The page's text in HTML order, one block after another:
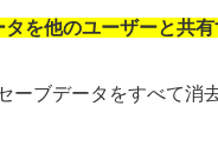
タを他のユーザーと共
ーブデータをすべて消去